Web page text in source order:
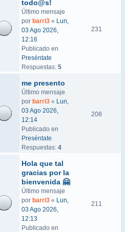
todo@s!
Último mensaje
por barri3 « Lun,
03 Ago 2026,
12:16
Publicado en
Preséntate
Respuestas: 5
231
me presento
Último mensaje
por barri3 « Lun,
03 Ago 2026,
12:14
Publicado en
Preséntate
Respuestas: 4
208
Hola que tal
gracias por la
bienvenida 🤗
Último mensaje
por barri3 « Lun,
03 Ago 2026,
12:13
Publicado en
211